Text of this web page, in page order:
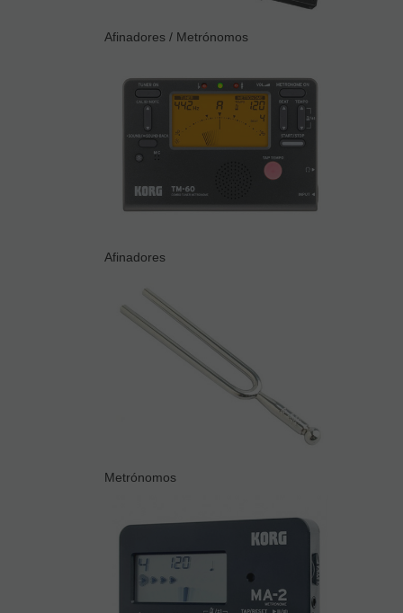
Afinadores / Metrónomos
Afinadores
Metrónomos